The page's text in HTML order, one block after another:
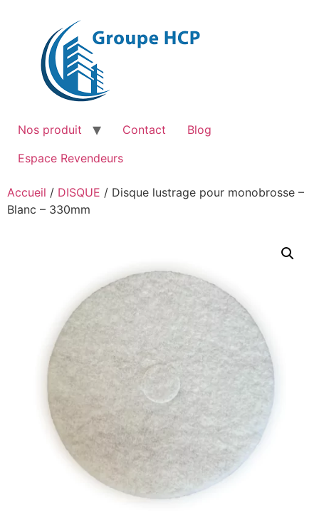
Nos produit Contact
Blog
Espace Revendeurs
Accueil / DISQUE / Disque lustrage pour monobrosse –
Blanc – 330mm